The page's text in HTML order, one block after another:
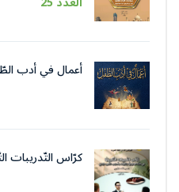
أعمال في أدب
كرّاس التّدريبات